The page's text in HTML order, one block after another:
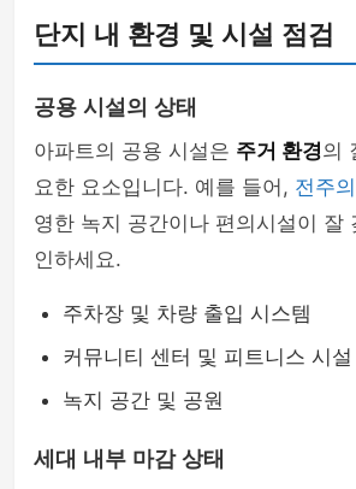
단지 내 환경 및 시설 점검
공용 시설의 상태
아파트의 공용 시설은 주거 환경의
요한 요소입니다. 예를 들어, 전주
영한 녹지 공간이나 편의시설이 잘
인하세요.
주차장 및 차량 출입 시스템
커뮤니티 센터 및 피트니스 시설
녹지 공간 및 공원
세대 내부 마감 상태